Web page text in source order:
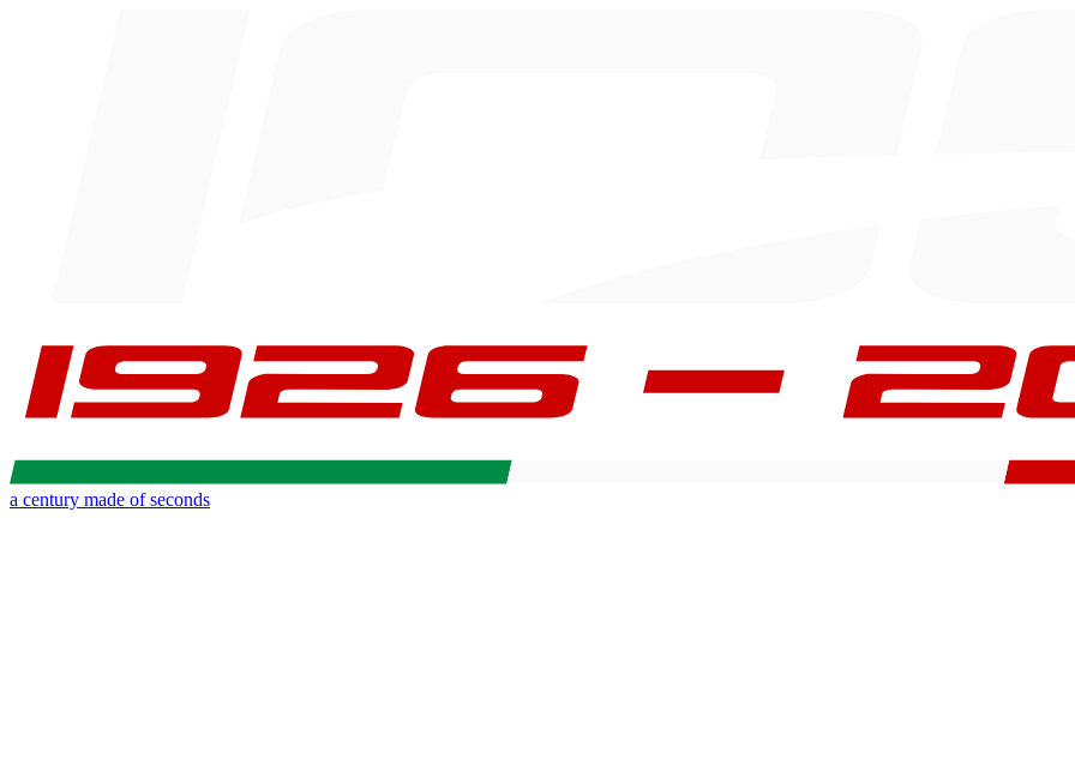
a century made of seconds